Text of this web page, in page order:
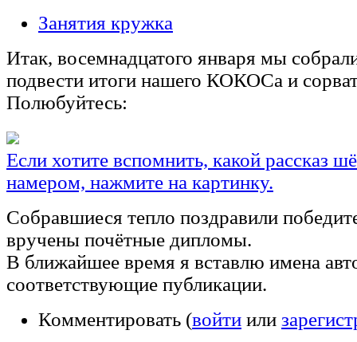
Занятия кружка
Итак, восемнадцатого января мы
подвести итоги нашего КОКОСа и
Полюбуйтесь:
Если хотите вспомнить, какой рассказ
намером, нажмите на картинку.
Собравшиеся тепло поздравили
вручены почётные дипломы.
В ближайшее время я вставлю имена
соответствующие публикации.
Комментировать (войти или